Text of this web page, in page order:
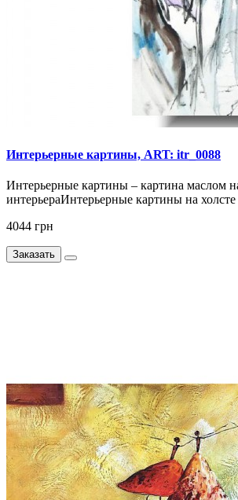
Интерьерные картины, ART: itr_0088
Интерьерные картины – картина маслом
интерьераИнтерьерные картины на
4044 грн
Заказать